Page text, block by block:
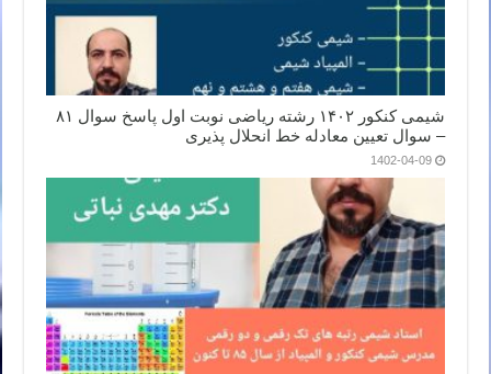
شیمی کنکور ۱۴۰۲ رشته ریاضی نوبت اول پاسخ سوال ۸۱
– سوال تعیین معادله خط انحلال پذیری
1402-04-09